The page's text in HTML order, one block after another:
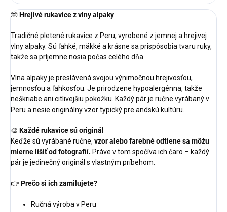
🧤Hrejivé rukavice z vlny alpaky
Tradičné pletené rukavice z Peru, vyrobené z jemnej a hrejivej
vlny alpaky. Sú ľahké, mäkké a krásne sa prispôsobia tvaru ruky,
takže sa príjemne nosia počas celého dňa.
Vlna alpaky je preslávená svojou výnimočnou hrejivosťou,
jemnosťou a ľahkosťou. Je prirodzene hypoalergénna, takže
neškriabe ani citlivejšiu pokožku. Každý pár je ručne vyrábaný v
Peru a nesie originálny vzor typický pre andskú kultúru.
🎨 Každé rukavice sú originál
Keďže sú vyrábané ručne, vzor alebo farebné odtiene sa môžu
mierne líšiť od fotografií. Práve v tom spočíva ich čaro – každý
pár je jedinečný originál s vlastným príbehom.
👉Prečo si ich zamilujete?
Ručná výroba v Peru